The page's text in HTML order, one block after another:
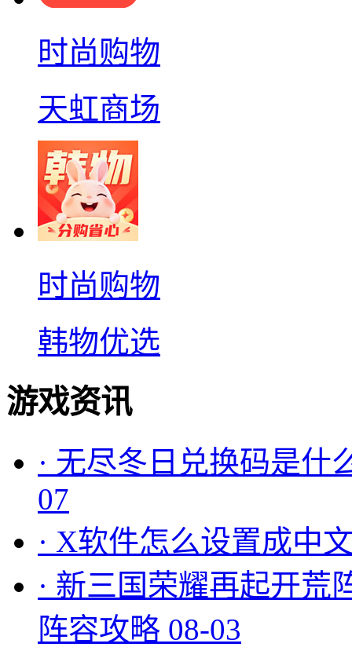
时尚购物
天虹商场
时尚购物
韩物优选
游戏资讯
· 无尽冬日兑换码是什
07
· X软件怎么设置成中
· 新三国荣耀再起开荒
阵容攻略 08-03